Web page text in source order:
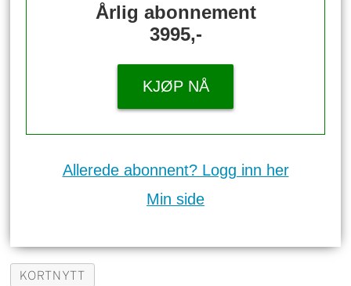
Årlig abonnement
3995,-
KJØP NÅ
Allerede abonnent? Logg inn her
Min side
KORTNYTT